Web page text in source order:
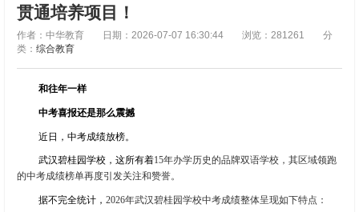
贯通培养项目！
作者：中华教育 日期：2026-07-07 16:30:44 浏览：281261
分
类： 综合教育
和往年一样
中考喜报还是那么震撼
近日，中考成绩放榜。
武汉碧桂园学校，这所有着15年办学历史的品牌双语学校，其区域领跑
的中考成绩榜单再度引发关注和赞誉。
据不完全统计， 2026年武汉碧桂园学校中考成绩整体呈现如下特点：